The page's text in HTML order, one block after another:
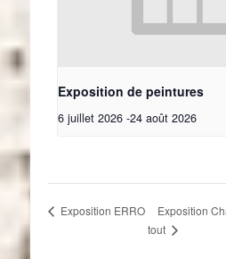
Exposition de peintures
6 juillet 2026 -24 août 2026
Exposition ERRO
Exposition
tout